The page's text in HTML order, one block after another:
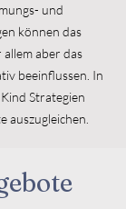
und
können das
aber das
beeinflussen. In
Strategien
auszugleichen.